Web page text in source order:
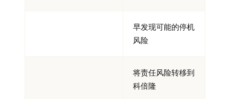
早发现可能的停机
风险
将责任风险转移到
科倍隆